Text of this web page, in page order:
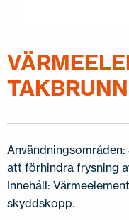
TAKBRUNN
att förhindra frysning
Innehåll:
skyddskopp.